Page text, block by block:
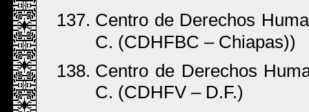
Centro de Derechos
C. (CDHFBC – Chiapas))
Centro de Derechos
C. (CDHFV – D.F.)